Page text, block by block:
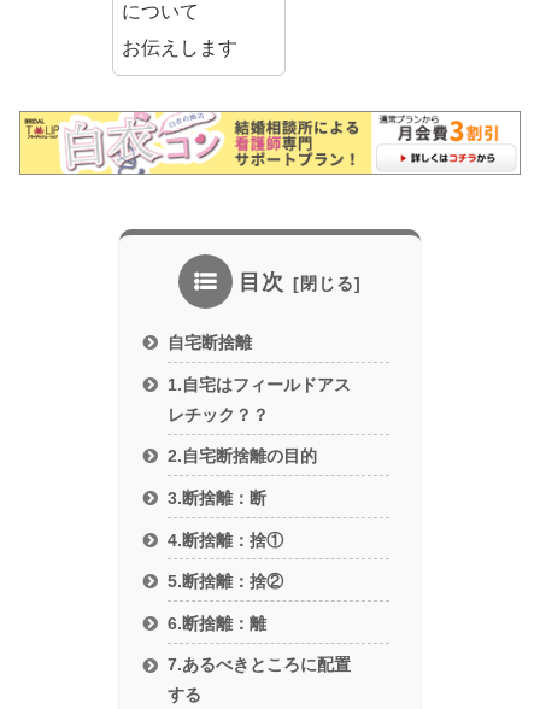
について
お伝えします
目次
自宅断捨離
1.自宅はフィールドアス
レチック？？
2.自宅断捨離の目的
3.断捨離：断
4.断捨離：捨①
5.断捨離：捨②
6.断捨離：離
7.あるべきところに配置
する